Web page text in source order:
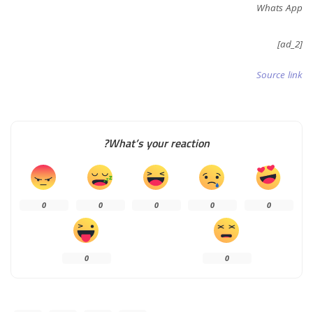
Whats App
[ad_2]
Source link
What’s your reaction?
0
0
0
0
0
0
0